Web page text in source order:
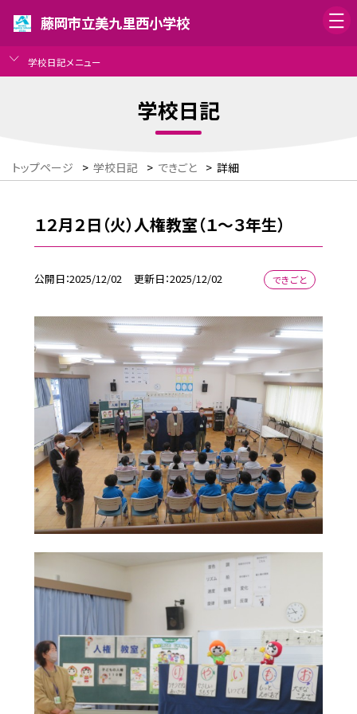
藤岡市立美九里西小学校
学校日記メニュー
学校日記
トップページ > 学校日記 > できごと > 詳細
１２月２日（火）人権教室（１～３年生）
公開日 2025/12/02 更新日 2025/12/02 できごと